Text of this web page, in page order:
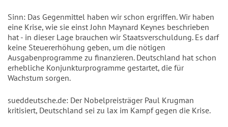
Sinn: Das Gegenmittel haben wir schon ergriffen. Wir haben
eine Krise, wie sie einst John Maynard Keynes beschrieben
hat - in dieser Lage brauchen wir Staatsverschuldung. Es darf
keine Steuererhöhung geben, um die nötigen
Ausgabenprogramme zu finanzieren. Deutschland hat schon
erhebliche Konjunkturprogramme gestartet, die für
Wachstum sorgen.
sueddeutsche.de: Der Nobelpreisträger Paul Krugman
kritisiert, Deutschland sei zu lax im Kampf gegen die Krise.